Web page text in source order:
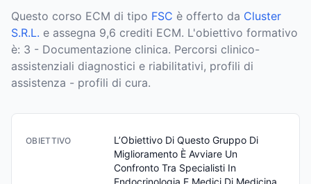
Questo corso ECM di tipo FSC è offerto da Cluster
S.R.L. e assegna 9,6 crediti ECM. L'obiettivo formativo
è: 3 - Documentazione clinica. Percorsi clinico-
assistenziali diagnostici e riabilitativi, profili di
assistenza - profili di cura.
OBIETTIVO
L’Obiettivo Di Questo Gruppo Di
Miglioramento È Avviare Un
Confronto Tra Specialisti In
Endocrinologia E Medici Di Medicina